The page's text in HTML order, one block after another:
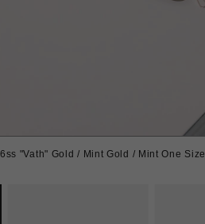
"Vath" Gold / Mint Gold / Mint One Size